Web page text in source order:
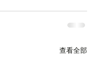
查看全部